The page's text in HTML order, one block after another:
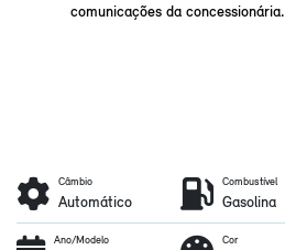
comunicações da concessionária.
Câmbio
Automático
Combustível
Gasolina
Ano/Modelo Cor